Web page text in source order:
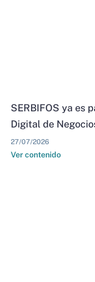
SERBIFOS ya es
Digital de
27/07/2026
Ver contenido